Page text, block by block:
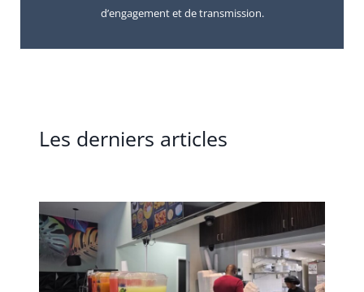
d’engagement et de transmission.
Les derniers articles